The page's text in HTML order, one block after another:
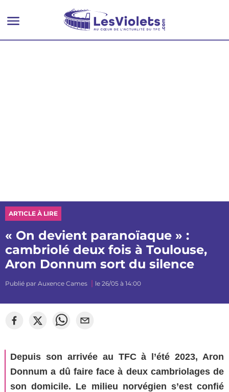
ARTICLE À LIRE
« On devient paranoïaque » :
cambriolé deux fois à Toulouse,
Aron Donnum sort du silence
Publié par Auxence Cames le 26/05 à 14:00
Depuis son arrivée au TFC à l’été 2023, Aron
Donnum a dû faire face à deux cambriolages de
son domicile. Le milieu norvégien s’est confié